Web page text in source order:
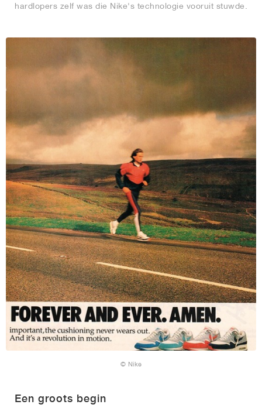
hardlopers zelf was die Nike's technologie vooruit stuwde.
© Nike
Een groots begin